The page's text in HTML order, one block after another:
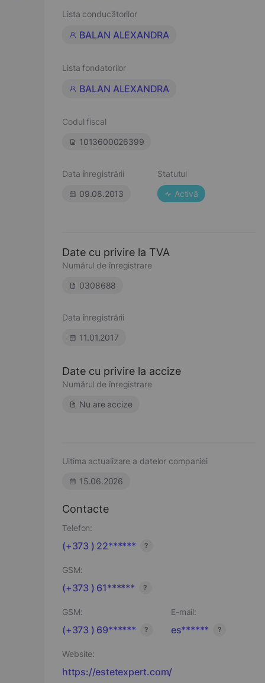
Lista conducătorilor
BALAN ALEXANDRA
Lista fondatorilor
BALAN ALEXANDRA
Codul fiscal
1013600026399
Data înregistrării
09.08.2013
Statutul
Activă
Date cu privire la TVA
Numărul de înregistrare
0308688
Data înregistrării
11.01.2017
Date cu privire la accize
Numărul de înregistrare
Nu are accize
Ultima actualizare a datelor companiei
15.06.2026
Contacte
Telefon:
(+373 ) 22****** ?
GSM:
(+373 ) 61****** ?
GSM:
(+373 ) 69****** ?
E-mail:
es****** ?
Website:
https://estetexpert.com/